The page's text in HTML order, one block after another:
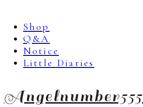
Shop
Q&A
Notice
Little Diaries
Angelnumber555